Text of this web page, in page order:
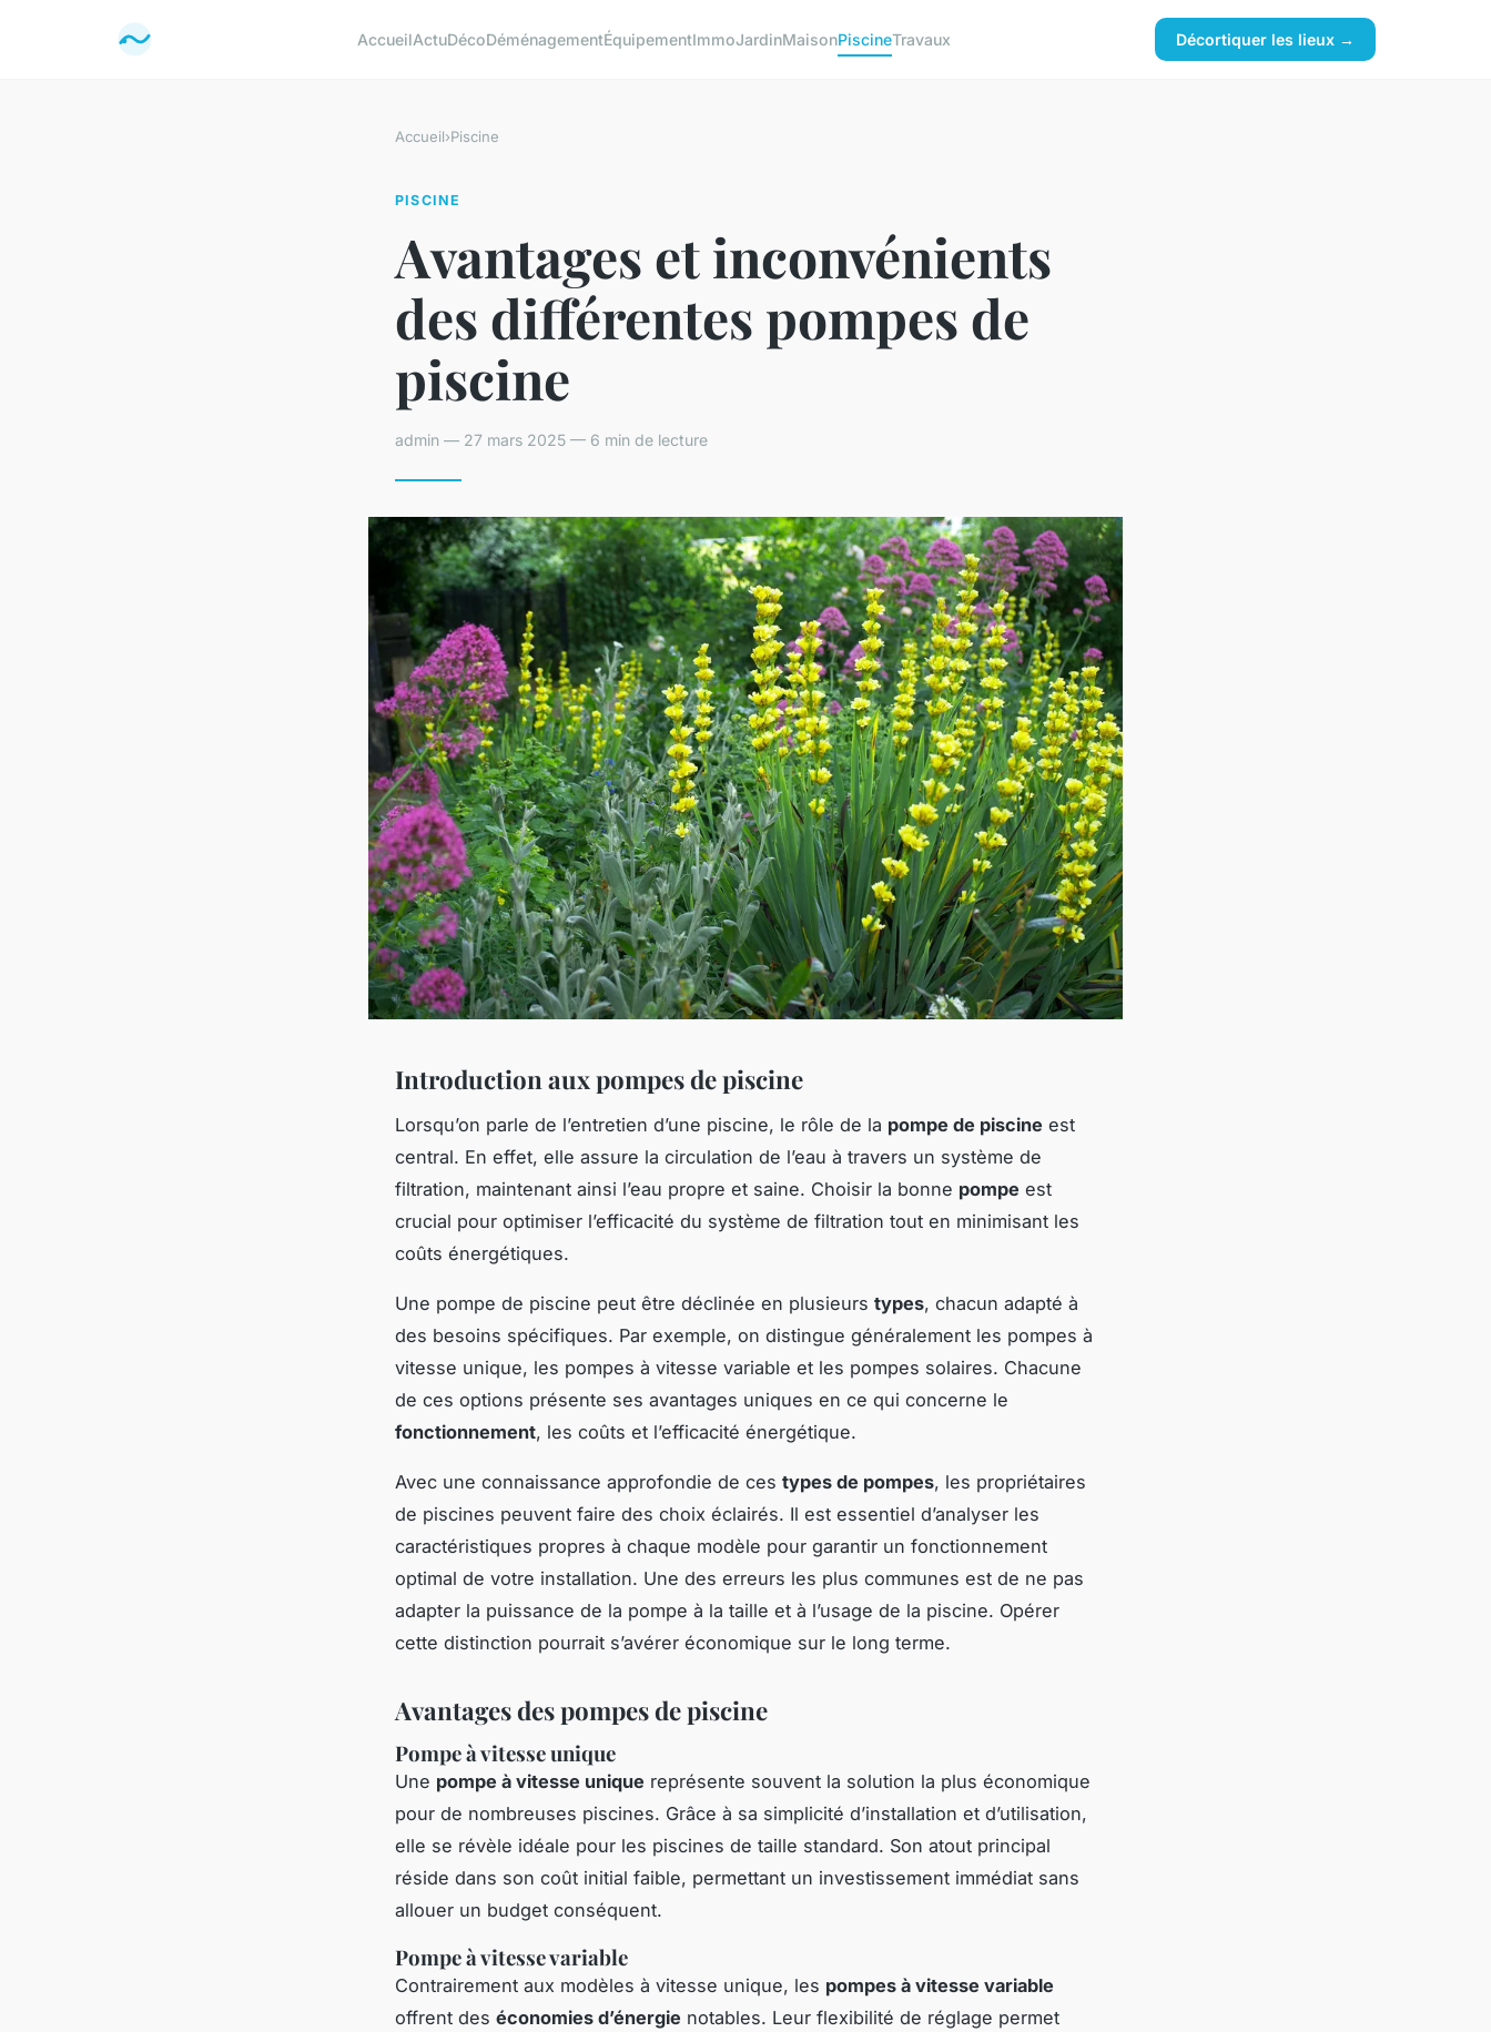
AccueilActuDécoDéménagementÉquipementImmoJardinMaisonPiscineTravaux Décortiquer les lieux →
Accueil›Piscine
PISCINE
Avantages et inconvénients
des différentes pompes de
piscine
admin — 27 mars 2025 — 6 min de lecture
Introduction aux pompes de piscine
Lorsqu’on parle de l’entretien d’une piscine, le rôle de la pompe de piscine est
central. En effet, elle assure la circulation de l’eau à travers un système de
filtration, maintenant ainsi l’eau propre et saine. Choisir la bonne pompe est
crucial pour optimiser l’efficacité du système de filtration tout en minimisant les
coûts énergétiques.
Une pompe de piscine peut être déclinée en plusieurs types, chacun adapté à
des besoins spécifiques. Par exemple, on distingue généralement les pompes à
vitesse unique, les pompes à vitesse variable et les pompes solaires. Chacune
de ces options présente ses avantages uniques en ce qui concerne le
fonctionnement, les coûts et l’efficacité énergétique.
Avec une connaissance approfondie de ces types de pompes, les propriétaires
de piscines peuvent faire des choix éclairés. Il est essentiel d’analyser les
caractéristiques propres à chaque modèle pour garantir un fonctionnement
optimal de votre installation. Une des erreurs les plus communes est de ne pas
adapter la puissance de la pompe à la taille et à l’usage de la piscine. Opérer
cette distinction pourrait s’avérer économique sur le long terme.
Avantages des pompes de piscine
Pompe à vitesse unique
Une pompe à vitesse unique représente souvent la solution la plus économique
pour de nombreuses piscines. Grâce à sa simplicité d’installation et d’utilisation,
elle se révèle idéale pour les piscines de taille standard. Son atout principal
réside dans son coût initial faible, permettant un investissement immédiat sans
allouer un budget conséquent.
Pompe à vitesse variable
Contrairement aux modèles à vitesse unique, les pompes à vitesse variable
offrent des économies d’énergie notables. Leur flexibilité de réglage permet